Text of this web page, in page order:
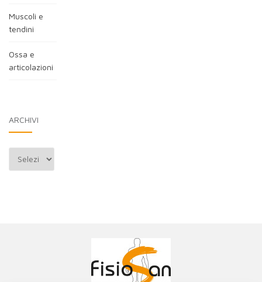
Muscoli e
tendini
Ossa e
articolazioni
ARCHIVI
Archivi